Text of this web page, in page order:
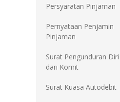
Persyaratan Pinjaman
Pernyataan Penjamin
Pinjaman
Surat Pengunduran Diri
dari Komit
Surat Kuasa Autodebit